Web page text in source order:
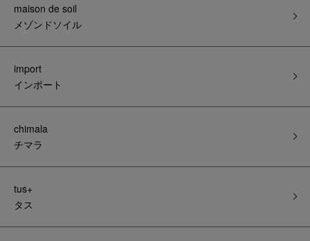
maison de soil
メゾンドソイル
import
インポート
chimala
チマラ
tus+
タス